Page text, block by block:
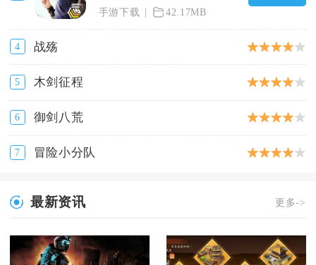
手游下载 42.17MB
4 战殇
5 木剑征程
6 御剑八荒
7 冒险小分队
最新资讯 更多->